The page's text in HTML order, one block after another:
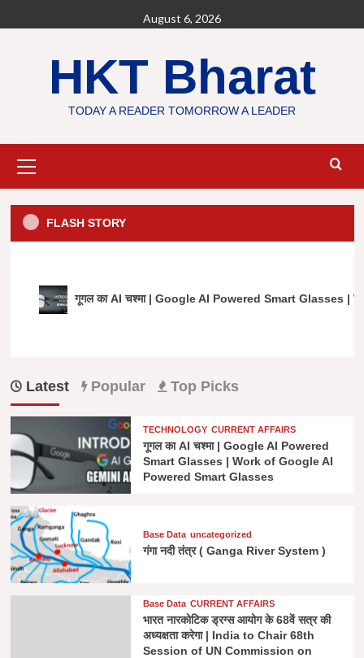
to
August 6, 2026
HKT Bharat
TODAY A READER TOMORROW A LEADER
Menu
FLASH STORY
गूगल का AI चश्मा | Google AI Powered Smart Glasses |
Latest Popular Top Picks
TECHNOLOGY CURRENT AFFAIRS
गूगल का AI चश्मा | Google AI Powered
Smart Glasses | Work of Google AI
Powered Smart Glasses
Base Data uncategorized
गंगा नदी तंत्र ( Ganga River System )
Base Data CURRENT AFFAIRS
भारत नारकोटिक ड्रग्स आयोग के 68वें सत्र की
अध्यक्षता करेगा | India to Chair 68th
Session of UN Commission on